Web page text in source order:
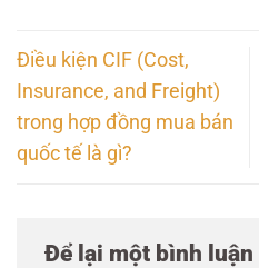
Điều kiện CIF (Cost,
Insurance, and Freight)
trong hợp đồng mua bán
quốc tế là gì?
Để lại một bình luận